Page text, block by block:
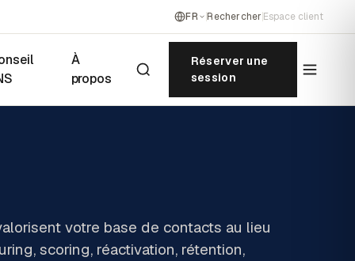
FR Rechercher Espace client
À
propos
Réserver une
session
votre base de contacts au lieu
scoring, réactivation, rétention,